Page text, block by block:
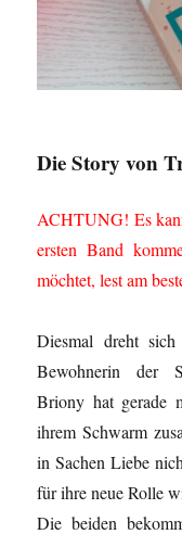
Die Story von
ACHTUNG! Es
ersten Band
möchtet, lest am
Diesmal dreht
Bewohnerin der
Briony hat gerade
ihrem Schwarm
in Sachen Liebe
für ihre neue Rolle
Die beiden